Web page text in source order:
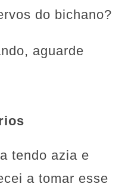
do bichano?
aguarde
tendo azia e
a tomar esse